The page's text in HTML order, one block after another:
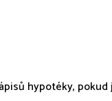
hypotéky,